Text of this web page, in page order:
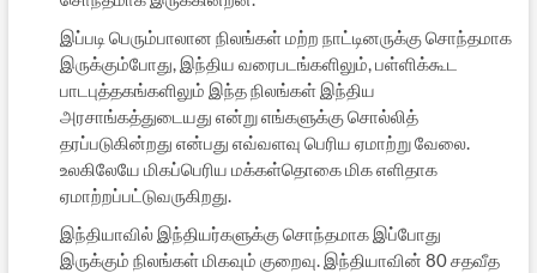
இப்படி பெரும்பாலான நிலங்கள் மற்ற நாட்டினருக்கு சொந்தமாக
இருக்கும்போது, இந்திய வரைபடங்களிலும், பள்ளிக்கூட
பாடபுத்தகங்களிலும் இந்த நிலங்கள் இந்திய
அரசாங்கத்துடையது என்று எங்களுக்கு சொல்லித்
தரப்படுகின்றது என்பது எவ்வளவு பெரிய ஏமாற்று வேலை.
உலகிலேயே மிகப்பெரிய மக்கள்தொகை மிக எளிதாக
ஏமாற்றப்பட்டுவருகிறது.
இந்தியாவில் இந்தியர்களுக்கு சொந்தமாக இப்போது
இருக்கும் நிலங்கள் மிகவும் குறைவு. இந்தியாவின் 80 சதவீத